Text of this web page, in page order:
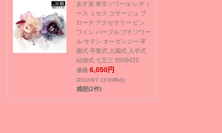
あす楽 東京ソワール レディ
ース ミセス コサージュ ブ
ローチ アクセサリー ピン
ワイン パープル プチソワー
ル サテン オーガンジー 卒
園式 卒業式 入園式 入学式
結婚式 七五三 5509420
価格:6,050円
(2022/8/7 13:00時点)
感想(2件)